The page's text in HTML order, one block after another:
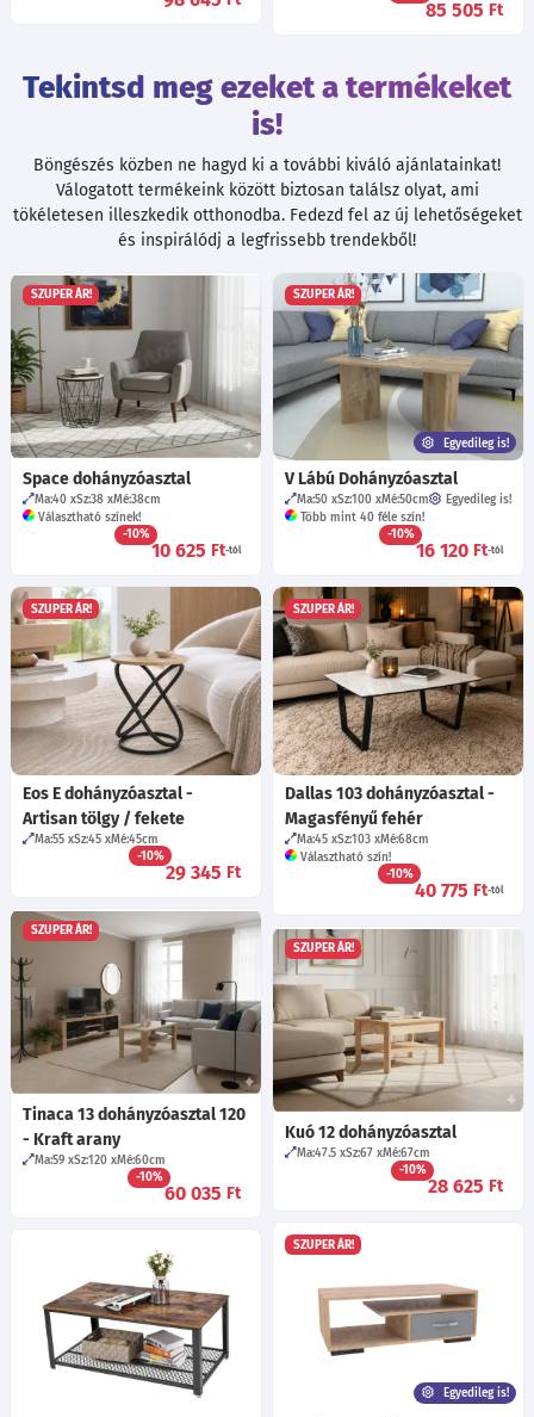
85 505 Ft
Tekintsd meg ezeket a termékeket
is!
Böngészés közben ne hagyd ki a további kiváló ajánlatainkat!
Válogatott termékeink között biztosan találsz olyat, ami
tökéletesen illeszkedik otthonodba. Fedezd fel az új lehetőségeket
és inspirálódj a legfrissebb trendekből!
SZUPER ÁR!
Space dohányzóasztal
Ma:40 Sz:38 Mé:38cm
Választható színek!
-10%
10 625 Ft-tól
SZUPER ÁR!
Egyedileg is!
V Lábú Dohányzóasztal
Ma:50 Sz:100 Mé:50cm
Egyedileg is!
Több mint 40 féle szín!
-10%
16 120 Ft-tól
SZUPER ÁR!
Eos E dohányzóasztal -
Artisan tölgy / fekete
Ma:55 Sz:45 Mé:45cm
-10%
29 345 Ft
SZUPER ÁR!
Dallas 103 dohányzóasztal -
Magasfényű fehér
Ma:45 Sz:103 Mé:68cm
Választható szín!
-10%
40 775 Ft-tól
SZUPER ÁR!
Tinaca 13 dohányzóasztal 120
- Kraft arany
Ma:59 Sz:120 Mé:60cm
-10%
60 035 Ft
SZUPER ÁR!
Kuó 12 dohányzóasztal
Ma:47.5 Sz:67 Mé:67cm
-10%
28 625 Ft
SZUPER ÁR!
Egyedileg is!